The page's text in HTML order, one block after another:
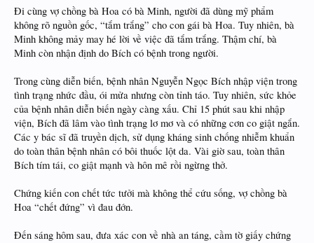
Đi cùng vợ chồng bà Hoa có bà Minh, người đã dùng mỹ phẩm
không rõ nguồn gốc, “tắm trắng” cho con gái bà Hoa. Tuy nhiên, bà
Minh không mảy may hé lời về việc đã tắm trắng. Thậm chí, bà
Minh còn nhận định do Bích có bệnh trong người.
Trong cùng diễn biến, bệnh nhân Nguyễn Ngọc Bích nhập viện trong
tình trạng nhức đầu, ói mửa nhưng còn tỉnh táo. Tuy nhiên, sức khỏe
của bệnh nhân diễn biến ngày càng xấu. Chỉ 15 phút sau khi nhập
viện, Bích đã lâm vào tình trạng lơ mơ và có những cơn co giật ngắn.
Các y bác sĩ đã truyền dịch, sử dụng kháng sinh chống nhiễm khuẩn
do toàn thân bệnh nhân có bôi thuốc lột da. Vài giờ sau, toàn thân
Bích tím tái, co giật mạnh và hôn mê rồi ngừng thở.
Chứng kiến con chết tức tưởi mà không thể cứu sống, vợ chồng bà
Hoa “chết đứng” vì đau đớn.
Đến sáng hôm sau, đưa xác con về nhà an táng, cầm tờ giấy chứng